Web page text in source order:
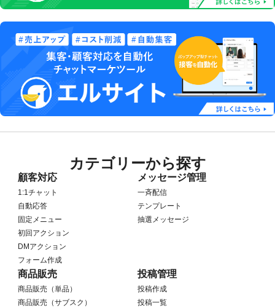
カテゴリーから探す
顧客対応
1:1チャット
自動応答
固定メニュー
初回アクション
DMアクション
フォーム作成
メッセージ管理
一斉配信
テンプレート
抽選メッセージ
商品販売
商品販売（単品）
商品販売（サブスク）
投稿管理
投稿作成
投稿一覧